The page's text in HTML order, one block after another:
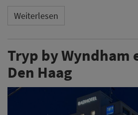
Weiterlesen
Tryp by Wyndham
Den Haag